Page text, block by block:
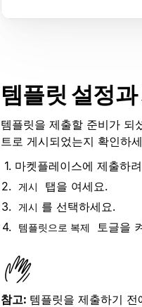
템플릿 설정
템플릿을 제출할 준비가 되
트로 게시되었는지 확인하
마켓플레이스에 제출하
게시 탭을 여세요.
게시 를 선택하세요.
템플릿으로 복제 토글을
참고: 템플릿을 제출하기